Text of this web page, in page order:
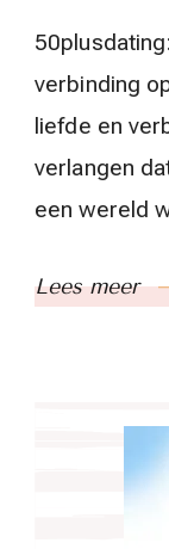
verbinding
liefde en
verlangen
een wereld
Lees meer